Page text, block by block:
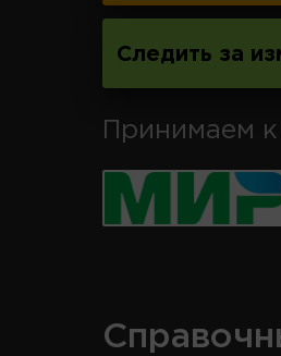
Следить за
Принимаем